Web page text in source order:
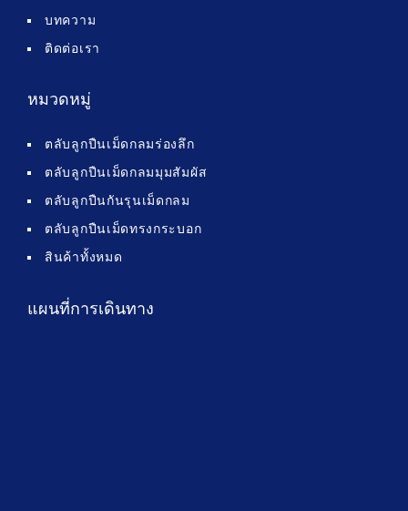
บทความ
ติดต่อเรา
หมวดหมู่
ตลับลูกปืนเม็ดกลมร่องลึก
ตลับลูกปืนเม็ดกลมมุมสัมผัส
ตลับลูกปืนกันรุนเม็ดกลม
ตลับลูกปืนเม็ดทรงกระบอก
สินค้าทั้งหมด
แผนที่การเดินทาง